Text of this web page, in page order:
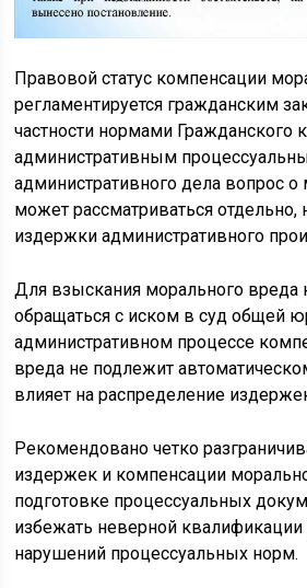
Правовой статус компенсации
регламентируется гражданским
частности нормами Гражданского
административным
административного дела вопрос
может рассматриваться отдельно,
издержки административного
Для взыскания морального вреда
обращаться с иском в суд общей
административном процессе
вреда не подлежит
влияет на распределение
Рекомендовано четко
издержек и компенсации
подготовке процессуальных
избежать неверной квалификации
нарушений процессуальных норм.